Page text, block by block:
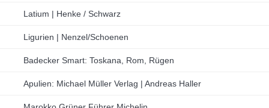
Latium | Henke / Schwarz
Ligurien | Nenzel/Schoenen
Badecker Smart: Toskana, Rom, Rügen
Apulien: Michael Müller Verlag | Andreas Haller